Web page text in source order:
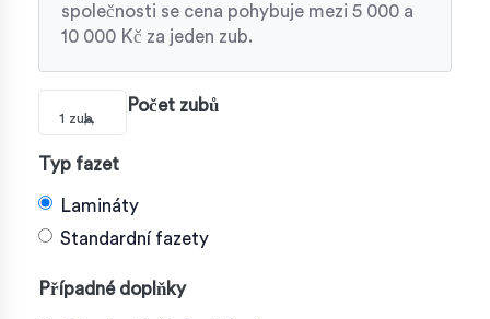
společnosti se cena pohybuje mezi 5 000 a
10 000 Kč za jeden zub.
Počet zubů
1 zub
Typ fazet
Lamináty
Standardní fazety
Případné doplňky